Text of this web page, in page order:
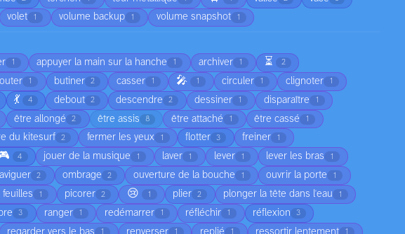
volet 1 volume backup 1 volume snapshot 1
1 appuyer la main sur la hanche 1 archiver 1 ⏳ 2
1 butiner 2 casser 1 🎤 1 circuler 1 clignoter 1
💃 4 debout 2 descendre 2 dessiner 1 disparaître 1
être allongé 2 être assis 8 être attaché 1 être cassé 1
du kitesurf 2 fermer les yeux 1 flotter 3 freiner 1
4 jouer de la musique 1 laver 1 lever 1 lever les bras 1
2 ombrage 2 ouverture de la bouche 1 ouvrir la porte 1
feuilles 1 picorer 2 😢 1 plier 2 plonger la tête dans l'eau 1
3 ranger 1 redémarrer 1 réfléchir 1 réflexion 3
regarder vers le bas 1 renverser 1 replié 1 ressortir lentement 1